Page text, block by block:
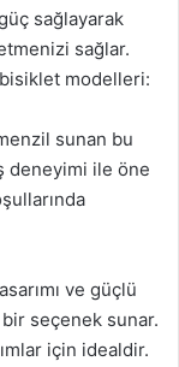
sağlayarak
sağlar.
modelleri:
sunan bu
deneyimi ile öne
ve güçlü
seçenek sunar.
için idealdir.